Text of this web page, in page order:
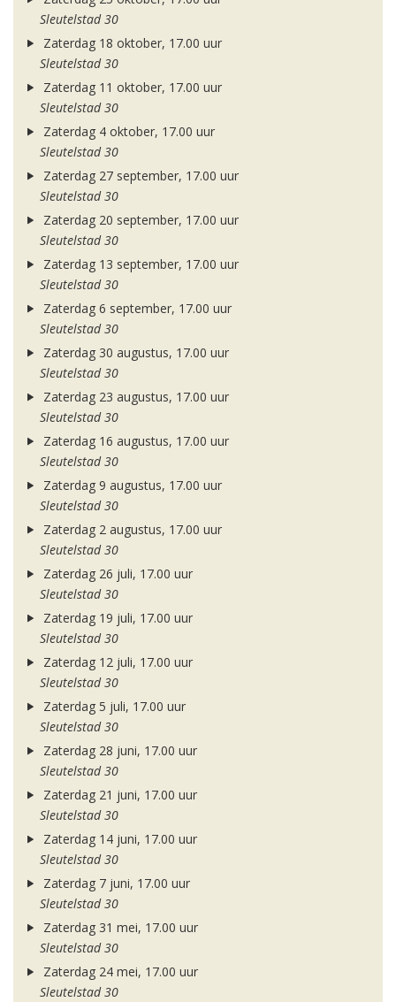
Sleutelstad 30
Zaterdag 18 oktober, 17.00 uur
Sleutelstad 30
Zaterdag 11 oktober, 17.00 uur
Sleutelstad 30
Zaterdag 4 oktober, 17.00 uur
Sleutelstad 30
Zaterdag 27 september, 17.00 uur
Sleutelstad 30
Zaterdag 20 september, 17.00 uur
Sleutelstad 30
Zaterdag 13 september, 17.00 uur
Sleutelstad 30
Zaterdag 6 september, 17.00 uur
Sleutelstad 30
Zaterdag 30 augustus, 17.00 uur
Sleutelstad 30
Zaterdag 23 augustus, 17.00 uur
Sleutelstad 30
Zaterdag 16 augustus, 17.00 uur
Sleutelstad 30
Zaterdag 9 augustus, 17.00 uur
Sleutelstad 30
Zaterdag 2 augustus, 17.00 uur
Sleutelstad 30
Zaterdag 26 juli, 17.00 uur
Sleutelstad 30
Zaterdag 19 juli, 17.00 uur
Sleutelstad 30
Zaterdag 12 juli, 17.00 uur
Sleutelstad 30
Zaterdag 5 juli, 17.00 uur
Sleutelstad 30
Zaterdag 28 juni, 17.00 uur
Sleutelstad 30
Zaterdag 21 juni, 17.00 uur
Sleutelstad 30
Zaterdag 14 juni, 17.00 uur
Sleutelstad 30
Zaterdag 7 juni, 17.00 uur
Sleutelstad 30
Zaterdag 31 mei, 17.00 uur
Sleutelstad 30
Zaterdag 24 mei, 17.00 uur
Sleutelstad 30